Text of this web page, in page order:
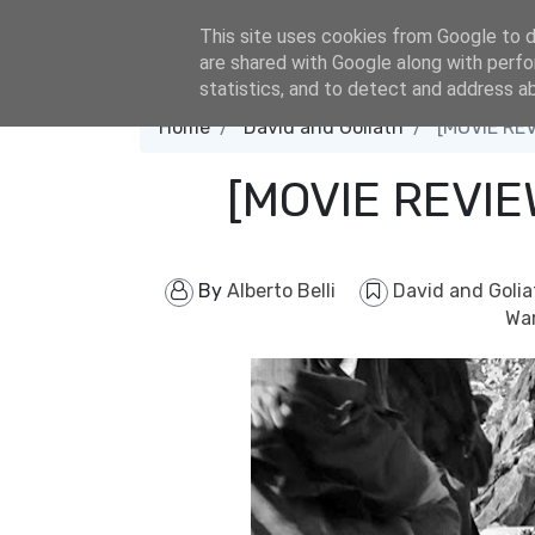
Home David and Goliath [MOVIE
[MOVIE
By Alberto Belli
David and
This site uses cookies from Google to
are shared with Google along with
statistics, and to detect and address